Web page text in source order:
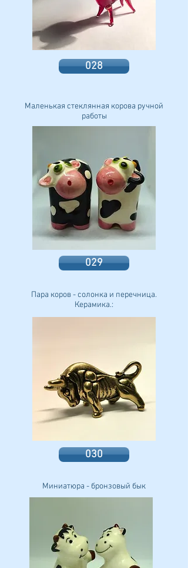
028
Маленькая стеклянная корова ручной
работы
029
Пара коров - солонка и перечница.
Керамика.:
030
Миниатюра - бронзовый бык